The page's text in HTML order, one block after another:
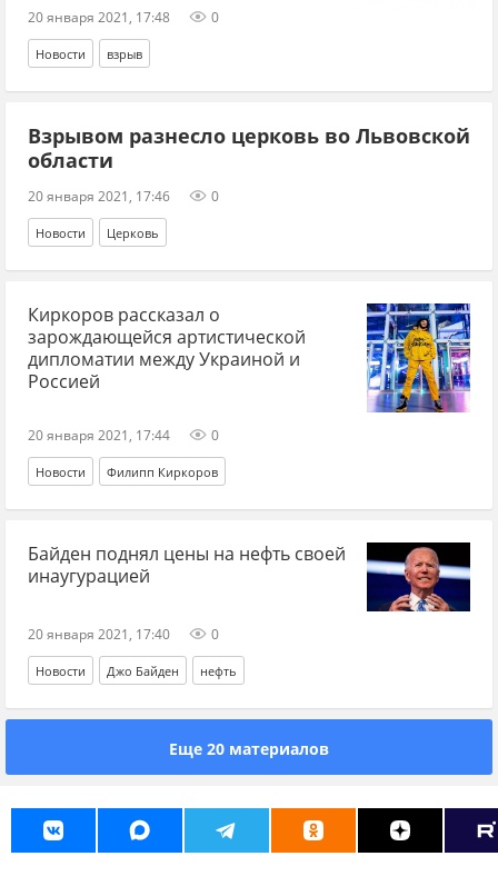
20 января 2021, 17:48 0
Новости взрыв
Взрывом разнесло церковь во Львовской
области
20 января 2021, 17:46 0
Новости Церковь
Киркоров рассказал о
зарождающейся артистической
дипломатии между Украиной и
Россией
20 января 2021, 17:44 0
Новости Филипп Киркоров
Байден поднял цены на нефть своей
инаугурацией
20 января 2021, 17:40 0
Новости Джо Байден нефть
Еще 20 материалов